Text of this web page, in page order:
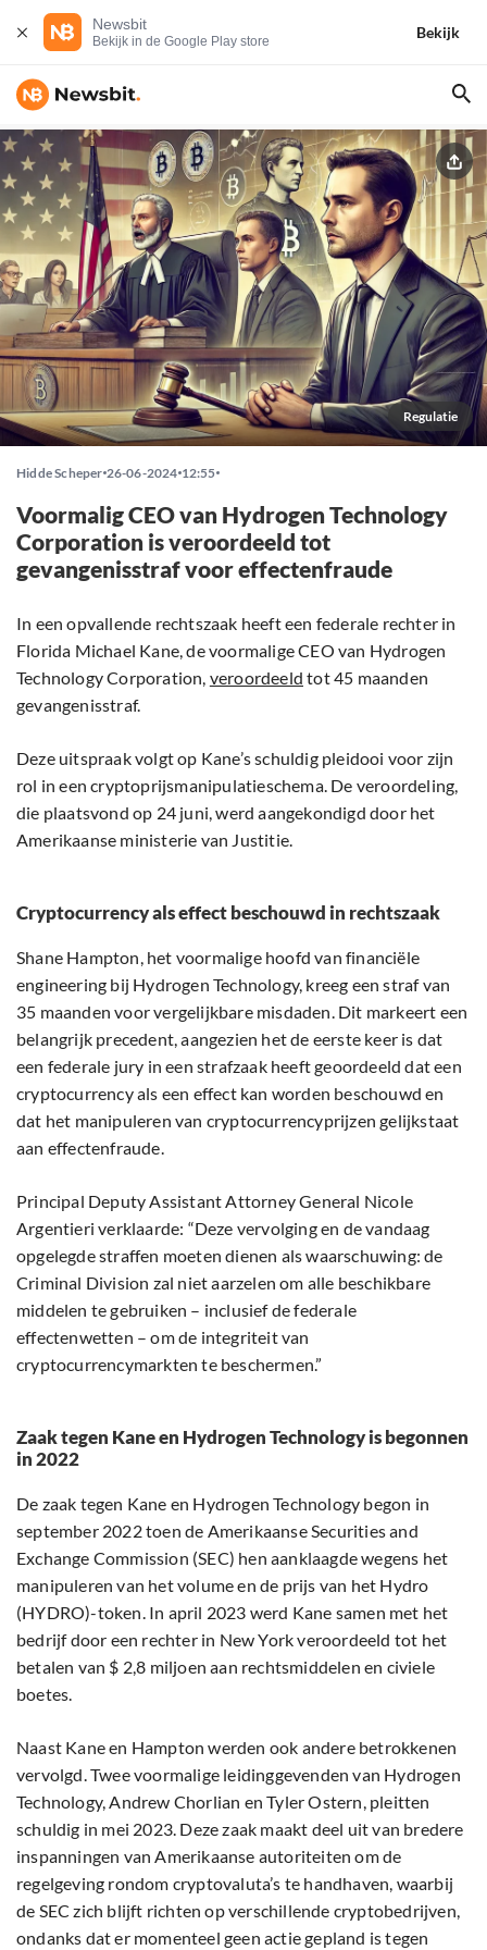
Newsbit
Bekijk in de Google Play store
Bekijk
Regulatie
Hidde Scheper 26-06-2024 12:55
Voormalig CEO van Hydrogen Technology
Corporation is veroordeeld tot
gevangenisstraf voor effectenfraude
In een opvallende rechtszaak heeft een federale rechter in
Florida Michael Kane, de voormalige CEO van Hydrogen
Technology Corporation, veroordeeld tot 45 maanden
gevangenisstraf.
Deze uitspraak volgt op Kane’s schuldig pleidooi voor zijn
rol in een cryptoprijsmanipulatieschema. De veroordeling,
die plaatsvond op 24 juni, werd aangekondigd door het
Amerikaanse ministerie van Justitie.
Cryptocurrency als effect beschouwd in rechtszaak
Shane Hampton, het voormalige hoofd van financiële
engineering bij Hydrogen Technology, kreeg een straf van
35 maanden voor vergelijkbare misdaden. Dit markeert een
belangrijk precedent, aangezien het de eerste keer is dat
een federale jury in een strafzaak heeft geoordeeld dat een
cryptocurrency als een effect kan worden beschouwd en
dat het manipuleren van cryptocurrencyprijzen gelijkstaat
aan effectenfraude.
Principal Deputy Assistant Attorney General Nicole
Argentieri verklaarde: “Deze vervolging en de vandaag
opgelegde straffen moeten dienen als waarschuwing: de
Criminal Division zal niet aarzelen om alle beschikbare
middelen te gebruiken – inclusief de federale
effectenwetten – om de integriteit van
cryptocurrencymarkten te beschermen.”
Zaak tegen Kane en Hydrogen Technology is begonnen
in 2022
De zaak tegen Kane en Hydrogen Technology begon in
september 2022 toen de Amerikaanse Securities and
Exchange Commission (SEC) hen aanklaagde wegens het
manipuleren van het volume en de prijs van het Hydro
(HYDRO)-token. In april 2023 werd Kane samen met het
bedrijf door een rechter in New York veroordeeld tot het
betalen van $ 2,8 miljoen aan rechtsmiddelen en civiele
boetes.
Naast Kane en Hampton werden ook andere betrokkenen
vervolgd. Twee voormalige leidinggevenden van Hydrogen
Technology, Andrew Chorlian en Tyler Ostern, pleitten
schuldig in mei 2023. Deze zaak maakt deel uit van bredere
inspanningen van Amerikaanse autoriteiten om de
regelgeving rondom cryptovaluta’s te handhaven, waarbij
de SEC zich blijft richten op verschillende cryptobedrijven,
ondanks dat er momenteel geen actie gepland is tegen